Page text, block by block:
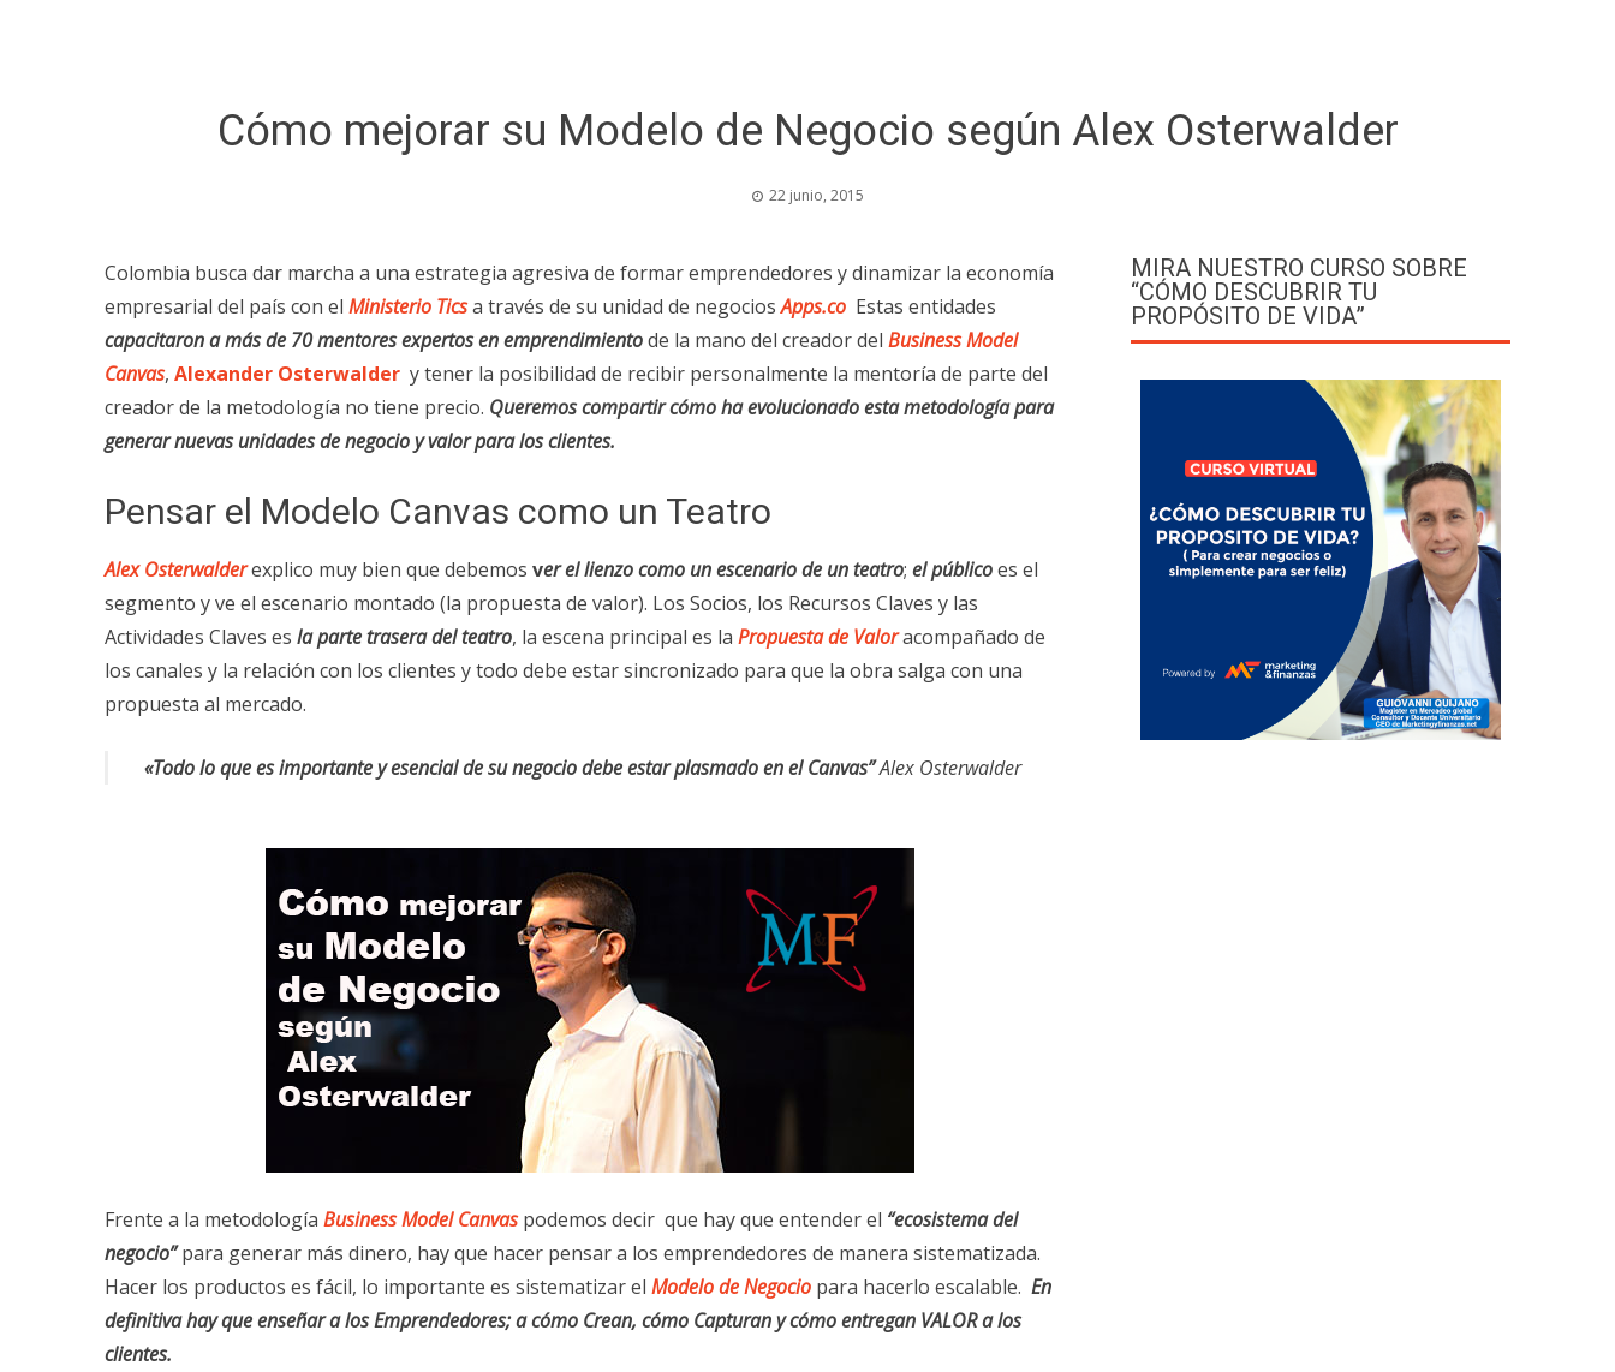
Cómo mejorar su Modelo de Negocio según Alex Osterwalder
22 junio, 2015
Colombia busca dar marcha a una estrategia agresiva de formar emprendedores y dinamizar la economía
empresarial del país con el Ministerio Ticsa través de su unidad de negociosApps.co Estas entidades
capacitaron a más de 70 mentores expertos en emprendimientode la mano del creador del Business Model
Canvas, Alexander Osterwalder y tener la posibilidad de recibir personalmente la mentoría de parte del
creador de la metodología no tiene precio. Queremos compartir cómo ha evolucionado esta metodología para
generar nuevas unidades de negocio y valor para los clientes.
Pensar el Modelo Canvas como un Teatro
Alex Osterwalderexplico muy bien que debemos verel lienzo como un escenario de un teatro; el públicoes el
segmento y ve el escenario montado (la propuesta de valor). Los Socios, los Recursos Claves y las
Actividades Claves es la parte trasera del teatro, la escena principal es la Propuesta de Valoracompañado de
los canales y la relación con los clientes y todo debe estar sincronizado para que la obra salga con una
propuesta al mercado.
«Todo lo que es importante y esencial de su negocio debe estar plasmado en el Canvas”Alex Osterwalder
Frente a la metodología Business Model Canvaspodemos decir que hay que entender el “ecosistema del
negocio”para generar más dinero, hay que hacer pensar a los emprendedores de manera sistematizada.
Hacer los productos es fácil, lo importante es sistematizar el Modelo de Negocio para hacerlo escalable. En
definitiva hay que enseñar a los Emprendedores; a cómo Crean, cómo Capturan y cómo entregan VALOR a los
clientes.
MIRA NUESTRO CURSO SOBRE
“CÓMO DESCUBRIR TU
PROPÓSITO DE VIDA”